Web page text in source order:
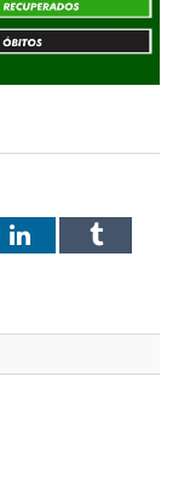
LinkedInTumblr